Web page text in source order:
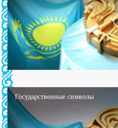
Государственные символы